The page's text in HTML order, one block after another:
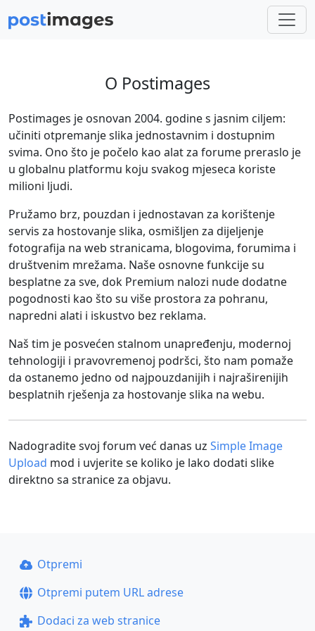
O Postimages
Postimages je osnovan 2004. godine s jasnim ciljem:
učiniti otpremanje slika jednostavnim i dostupnim
svima. Ono što je počelo kao alat za forume preraslo je
u globalnu platformu koju svakog mjeseca koriste
milioni ljudi.
Pružamo brz, pouzdan i jednostavan za korištenje
servis za hostovanje slika, osmišljen za dijeljenje
fotografija na web stranicama, blogovima, forumima i
društvenim mrežama. Naše osnovne funkcije su
besplatne za sve, dok Premium nalozi nude dodatne
pogodnosti kao što su više prostora za pohranu,
napredni alati i iskustvo bez reklama.
Naš tim je posvećen stalnom unapređenju, modernoj
tehnologiji i pravovremenoj podršci, što nam pomaže
da ostanemo jedno od najpouzdanijih i najraširenijih
besplatnih rješenja za hostovanje slika na webu.
Nadogradite svoj forum već danas uz Simple Image
Upload mod i uvjerite se koliko je lako dodati slike
direktno sa stranice za objavu.
Otpremi
Otpremi putem URL adrese
Dodaci za web stranice